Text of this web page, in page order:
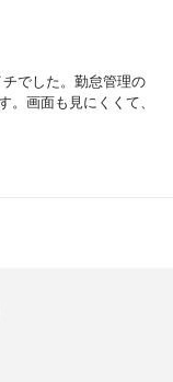
でした。勤怠管理の
。画面も見にくくて、